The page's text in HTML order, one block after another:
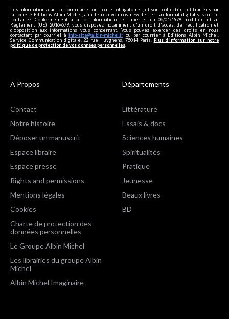
Les informations dans ce formulaire sont toutes obligatoires, et sont collectées et traitées par
la société Editions Albin Michel, afin de recevoir nos newsletters au format digital si vous le
souhaitez. Conformément à la Loi Informatique et Libertés du 06/01/1978 modifiée et au
Règlement (UE) 2016/679, vous disposez notamment d'un droit d'accès, de rectification et
d’opposition aux informations vous concernant. Vous pouvez exercer ces droits en nous
contactant par courriel à info-site@albin-michel.fr ou par courrier à Editions Albin Michel,
Service Communication digitale, 22 rue Huyghens, 75014 Paris. Plus d’information sur notre
politique de protection de vos données personnelles
A Propos
Contact
Notre histoire
Déposer un manuscrit
Espace libraire
Espace presse
Rights and permissions
Mentions légales
Cookies
Charte de protection des
données personnelles
Le Groupe Albin Michel
Les librairies du groupe Albin
Michel
Albin Michel Imaginaire
Départements
Littérature
Essais & docs
Sciences humaines
Spiritualités
Pratique
Jeunesse
Beaux livres
BD